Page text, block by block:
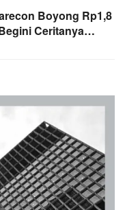
Boyong Rp1,8
Ceritanya…